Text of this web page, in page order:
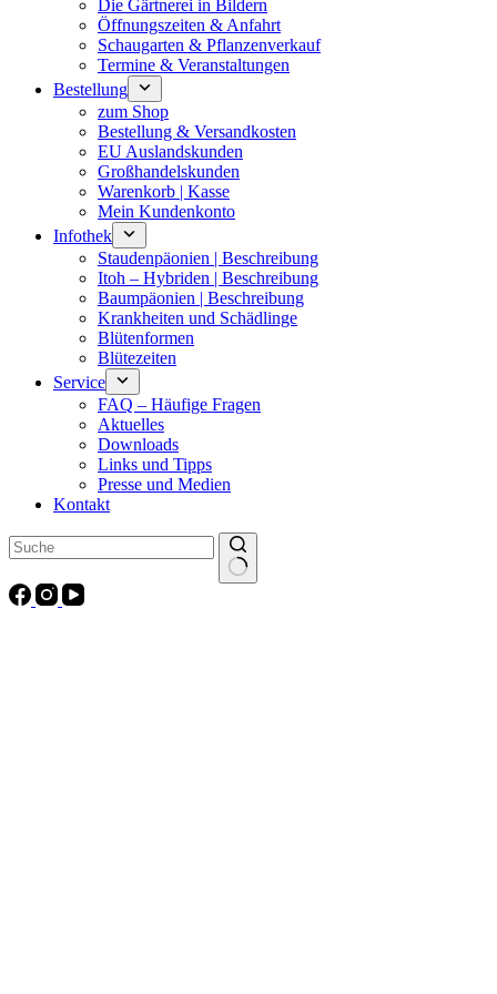
Die Gärtnerei in Bildern
Öffnungszeiten & Anfahrt
Schaugarten & Pflanzenverkauf
Termine & Veranstaltungen
Bestellung
zum Shop
Bestellung & Versandkosten
EU Auslandskunden
Großhandelskunden
Warenkorb | Kasse
Mein Kundenkonto
Infothek
Staudenpäonien | Beschreibung
Itoh – Hybriden | Beschreibung
Baumpäonien | Beschreibung
Krankheiten und Schädlinge
Blütenformen
Blütezeiten
Service
FAQ – Häufige Fragen
Aktuelles
Downloads
Links und Tipps
Presse und Medien
Kontakt
Keine
Ergebnisse